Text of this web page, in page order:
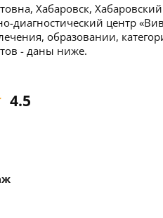
Хабаровск,
диагностический центр
образовании,
- даны ниже.
4.5